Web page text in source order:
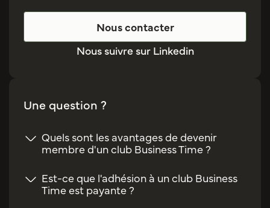
Nous contacter
Nous suivre sur Linkedin
Une question ?
Quels sont les avantages de devenir
membre d'un club Business Time ?
Est-ce que l'adhésion à un club Business
Time est payante ?